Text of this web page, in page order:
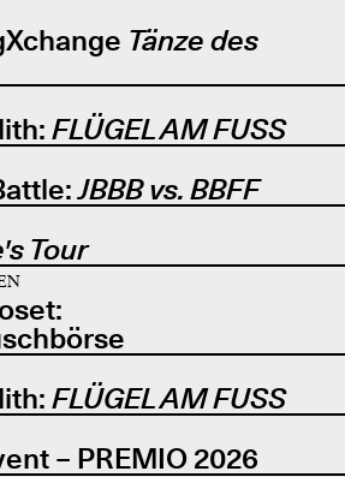
Tänze des
FLÜGEL AM FUSS
JBBB vs. BBFF
Tour
FLÜGEL AM FUSS
– PREMIO 2026